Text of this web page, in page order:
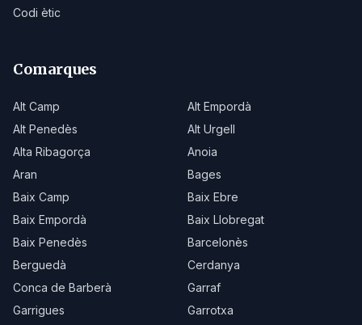
Codi ètic
Comarques
Alt Camp
Alt Empordà
Alt Penedès
Alt Urgell
Alta Ribagorça
Anoia
Aran
Bages
Baix Camp
Baix Ebre
Baix Empordà
Baix Llobregat
Baix Penedès
Barcelonès
Berguedà
Cerdanya
Conca de Barberà
Garraf
Garrigues
Garrotxa